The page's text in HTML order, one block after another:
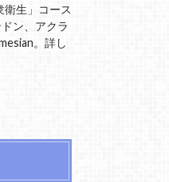
衛生」コース
ン、アクラ
。詳し